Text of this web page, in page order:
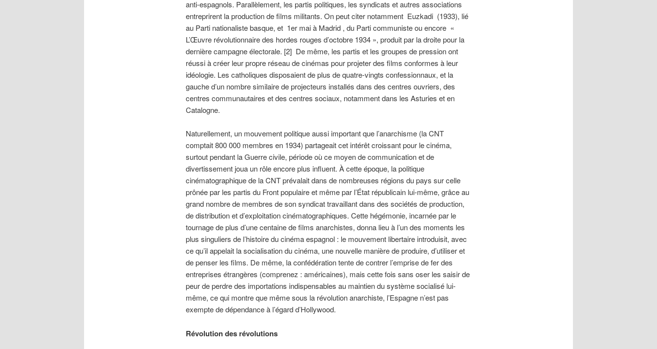
anti-espagnols. Parallèlement, les partis politiques, les syndicats et autres associations
entreprirent la production de films militants. On peut citer notamment Euzkadi (1933), lié
au Parti nationaliste basque, et 1er mai à Madrid , du Parti communiste ou encore «
L’Œuvre révolutionnaire des hordes rouges d’octobre 1934 », produit par la droite pour la
dernière campagne électorale. [2] De même, les partis et les groupes de pression ont
réussi à créer leur propre réseau de cinémas pour projeter des films conformes à leur
idéologie. Les catholiques disposaient de plus de quatre-vingts confessionnaux, et la
gauche d’un nombre similaire de projecteurs installés dans des centres ouvriers, des
centres communautaires et des centres sociaux, notamment dans les Asturies et en
Catalogne.
Naturellement, un mouvement politique aussi important que l’anarchisme (la CNT
comptait 800 000 membres en 1934) partageait cet intérêt croissant pour le cinéma,
surtout pendant la Guerre civile, période où ce moyen de communication et de
divertissement joua un rôle encore plus influent. À cette époque, la politique
cinématographique de la CNT prévalait dans de nombreuses régions du pays sur celle
prônée par les partis du Front populaire et même par l’État républicain lui-même, grâce au
grand nombre de membres de son syndicat travaillant dans des sociétés de production,
de distribution et d’exploitation cinématographiques. Cette hégémonie, incarnée par le
tournage de plus d’une centaine de films anarchistes, donna lieu à l’un des moments les
plus singuliers de l’histoire du cinéma espagnol : le mouvement libertaire introduisit, avec
ce qu’il appelait la socialisation du cinéma, une nouvelle manière de produire, d’utiliser et
de penser les films. De même, la confédération tente de contrer l’emprise de fer des
entreprises étrangères (comprenez : américaines), mais cette fois sans oser les saisir de
peur de perdre des importations indispensables au maintien du système socialisé lui-
même, ce qui montre que même sous la révolution anarchiste, l’Espagne n’est pas
exempte de dépendance à l’égard d’Hollywood.
Révolution des révolutions